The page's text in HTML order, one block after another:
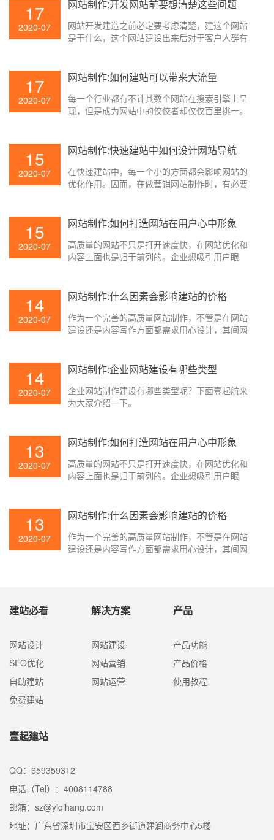
17
2020-07
网站制作:开发网站前要想清楚这些问题
网站开发建造之前必定要考虑清楚，建这个网站
是干什么，这个网站建设出来后对于客户人群有
会有价值关于企业和个人的开展才会有协助。下
17
2020-07
网站制作:如何建站可以带来大流量
每一个行业都有不计其数个网站在搜索引擎上呈
现，但是成为网站中的佼佼者却仅仅百里挑一。
15
2020-07
网站制作:快速建站中如何设计网站导航
在快速建站中，每一个小的方面都会影响网站的
优化作用。因而，在做营销网站制作时，有必要
节，即网站导航的设计。
15
2020-07
网站制作:如何打造网站在用户心中形象
高质量的网站不只是打开速度快，在网站优化和
内容上面也是归于前列的。企业想吸引用户眼
要了。那网站制作怎么打造用户心里的形象呢？
14
2020-07
网站制作:什么因素会影响建站的价格
作为一个完善的高质量网站制作，不管是在网站
建设还是内容写作方面都需求用心设计，其间网
网页设计才是成功的。因而，在实践的网站制作
报价也是差很大，那影响网站制作价格的要素是
什么？壹起航搜索引擎优化简略为大家解说一
14
2020-07
网站制作:企业网站建设有哪些类型
企业网站制作建设有哪些类型呢？下面壹起航来
为大家介绍一下。
13
2020-07
网站制作:如何打造网站在用户心中形象
高质量的网站不只是打开速度快，在网站优化和
内容上面也是归于前列的。企业想吸引用户眼
要了。那网站制作怎么打造用户心里的形象呢？
13
2020-07
网站制作:什么因素会影响建站的价格
作为一个完善的高质量网站制作，不管是在网站
建设还是内容写作方面都需求用心设计，其间网
报价也是差很大，那影响网站制作价格的要素是
建站必看
网站设计
SEO优化
自助建站
免费建站
解决方案
网站建设
网站营销
网站运营
产品
产品功能
产品价格
使用教程
壹起建站
QQ：659359312
电话（Tel）：4008114788
邮箱：sz@yiqihang.com
地址：广东省深圳市宝安区西乡街道建润商务中心5楼